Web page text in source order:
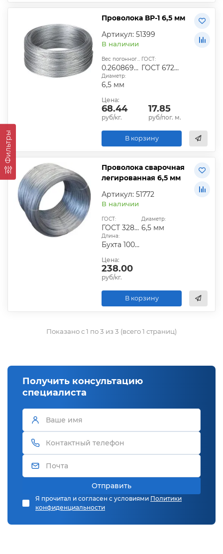
Фильтры
Проволока ВР-1 6,5 мм
Артикул: 51399
В наличии
Вес погонного метра, кг:
0.26086933
ГОСТ:
ГОСТ 6727-80
Диаметр:
6,5 мм
Цена:
68.44
руб/кг.
17.85
руб/пог. м.
В корзину
Проволока сварочная
легированная 6,5 мм
Артикул: 51772
В наличии
ГОСТ:
ГОСТ 3282-74|ГОСТ 6727-80|ГОСТ 9389-75
Диаметр:
6,5 мм
Длина:
Бухта 100-200 кг
Цена:
238.00
руб/кг.
В корзину
Показано с 1 по 3 из 3 (всего 1 страниц)
Получить консультацию
специалиста
Отправить
Я прочитал и согласен с условиями Политики
конфиденциальности